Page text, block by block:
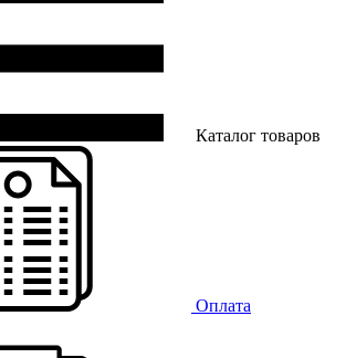
Каталог товаров
Оплата